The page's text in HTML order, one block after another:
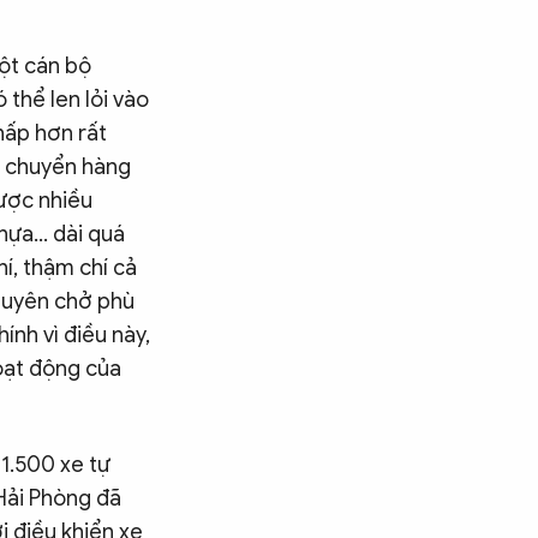
cán bộ
thể len lỏi vào
hơn rất
hàng
nhiều
dài quá
thậm chí cả
chở phù
vì điều này,
động của
xe tự
Phòng đã
điều khiển xe